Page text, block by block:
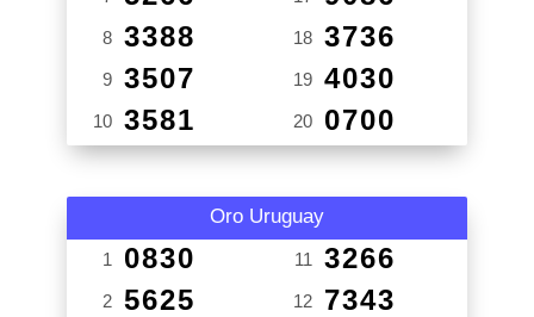
8 3388
9 3507
10 3581
18 3736
19 4030
20 0700
Oro Uruguay
1 0830
2 5625
11 3266
12 7343